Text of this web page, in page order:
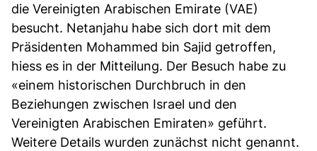
die Vereinigten Arabischen Emirate (VAE)
besucht. Netanjahu habe sich dort mit dem
Präsidenten Mohammed bin Sajid getroffen,
hiess es in der Mitteilung. Der Besuch habe zu
«einem historischen Durchbruch in den
Beziehungen zwischen Israel und den
Vereinigten Arabischen Emiraten» geführt.
Weitere Details wurden zunächst nicht genannt.